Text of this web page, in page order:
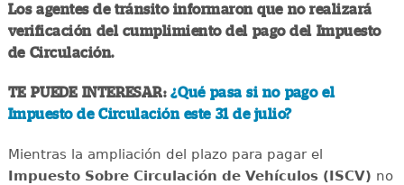
Los agentes de tránsito informaron que no realizará
verificación del cumplimiento del pago del Impuesto
de Circulación.
TE PUEDE INTERESAR:¿Qué pasa si no pago el
Impuesto de Circulación este 31 de julio?
Mientras la ampliación del plazo para pagar el
Impuesto Sobre Circulación de Vehículos (ISCV) no